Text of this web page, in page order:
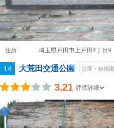
住所 埼玉県戸田市上戸田4丁目9
14 大荒田交通公園 公園・植物園
3.21 評価詳細